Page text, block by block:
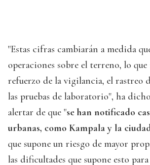
"Estas cifras cambiarán a medida
operaciones sobre el terreno, lo
refuerzo de la vigilancia, el rastreo
las pruebas de laboratorio", ha
alertar de que "se han notificado
urbanas, como Kampala y la
que supone un riesgo de mayor
las dificultades que supone esto